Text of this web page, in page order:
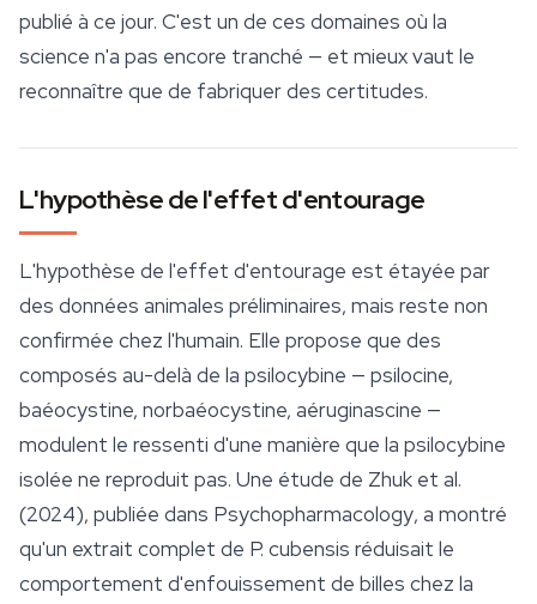
publié à ce jour. C'est un de ces domaines où la
science n'a pas encore tranché — et mieux vaut le
reconnaître que de fabriquer des certitudes.
L'hypothèse de l'effet d'entourage
L'hypothèse de l'effet d'entourage est étayée par
des données animales préliminaires, mais reste non
confirmée chez l'humain. Elle propose que des
composés au-delà de la psilocybine — psilocine,
baéocystine, norbaéocystine, aéruginascine —
modulent le ressenti d'une manière que la psilocybine
isolée ne reproduit pas. Une étude de Zhuk et al.
(2024), publiée dans Psychopharmacology, a montré
qu'un extrait complet de P. cubensis réduisait le
comportement d'enfouissement de billes chez la